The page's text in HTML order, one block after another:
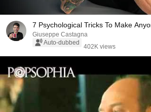
7 Psychological Tricks To Make
Giuseppe Castagna
Auto-dubbed
402K views